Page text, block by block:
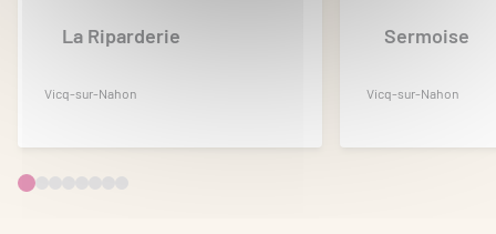
La Riparderie
Vicq-sur-Nahon
Sermoise
Vicq-sur-Nahon